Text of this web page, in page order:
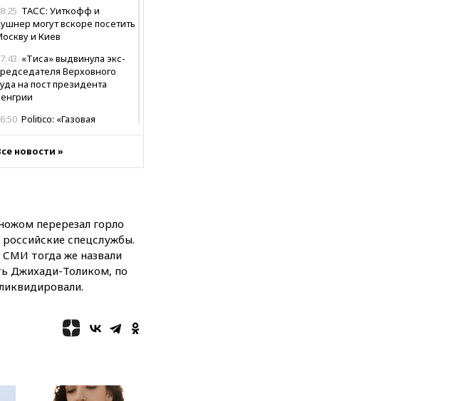
ТАСС: Уиткофф и
могут вскоре посетить
и Киев
«Тиса» выдвинула экс-
Верховного
на пост президента
Politico: «Газовая
Беспилотник взорвался
области погиб
житель
В Аргентине умер отец
Лионеля Месси
Турция ограничила
Генпрокурором США
новости »
перерезал горло
спецслужбы.
тогда же назвали
Джихади-Толиком, по